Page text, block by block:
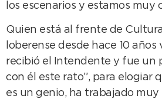
los escenarios y estamos muy
Quien está al frente de
loberense desde hace 10 años
recibió el Intendente y fue un
con él este rato”, para elogiar
es un genio, ha trabajado muy